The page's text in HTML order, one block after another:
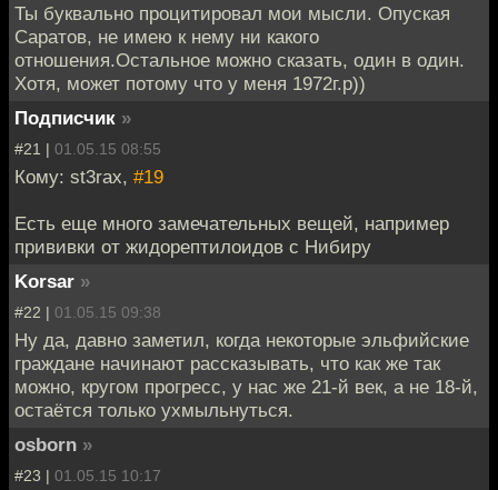
Ты буквально процитировал мои мысли. Опуская
Саратов, не имею к нему ни какого
отношения.Остальное можно сказать, один в один.
Хотя, может потому что у меня 1972г.р))
Подписчик »
#21 | 01.05.15 08:55
Кому: st3rax, #19
Есть еще много замечательных вещей, например
прививки от жидорептилоидов с Нибиру
Korsar »
#22 | 01.05.15 09:38
Ну да, давно заметил, когда некоторые эльфийские
граждане начинают рассказывать, что как же так
можно, кругом прогресс, у нас же 21-й век, а не 18-й,
остаётся только ухмыльнуться.
osborn »
#23 | 01.05.15 10:17